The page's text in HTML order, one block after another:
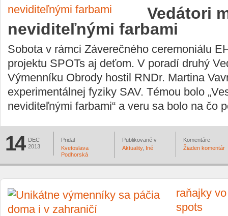
Vedátori
neviditeľnými farbami
Sobota v rámci Záverečného ceremoniálu
projektu SPOTs aj deťom. V poradí druhý
Výmenníku Obrody hostil RNDr. Martina
experimentálnej fyziky SAV. Témou bolo
neviditeľnými farbami“ a veru sa bolo na čo
14
DEC
2013
Pridal
Kvetoslava
Podhorská
Publikované v
Aktuality, Iné
Komentáre
Žiaden komentár
raňajky
spots